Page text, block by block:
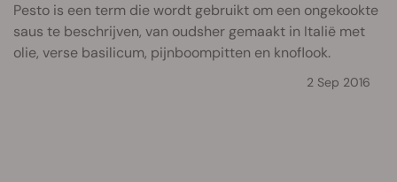
Pesto is een term die wordt gebruikt om een ongekookte
saus te beschrijven, van oudsher gemaakt in Italië met
olie, verse basilicum, pijnboompitten en knoflook.
2 Sep 2016